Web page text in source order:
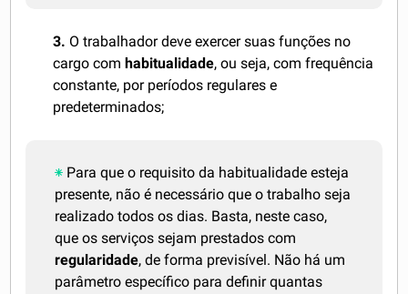
3. O trabalhador deve exercer suas funções no
cargo com habitualidade, ou seja, com frequência
constante, por períodos regulares e
predeterminados;
Para que o requisito da habitualidade esteja
presente, não é necessário que o trabalho seja
realizado todos os dias. Basta, neste caso,
que os serviços sejam prestados com
regularidade, de forma previsível. Não há um
parâmetro específico para definir quantas